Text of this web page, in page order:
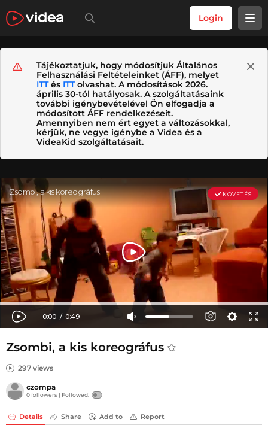
Login
Tájékoztatjuk, hogy módosítjuk Általános
Felhasználási Feltételeinket (ÁFF), melyet
ITTés ITTolvashat. A módosítások 2026.
április 30-tól hatályosak. A szolgáltatásaink
további igénybevételével Ön elfogadja a
módosított ÁFF rendelkezéseit.
Amennyiben nem ért egyet a változásokkal,
kérjük, ne vegye igénybe a Videa és a
VideaKid szolgáltatásait.
Zsombi, a kis koreográfus
297 views
czompa
0 followers | Followed:
Details Share Add to Report